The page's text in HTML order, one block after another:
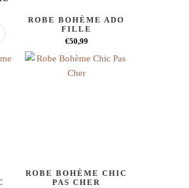
ROBE BOHÈME ADO
FILLE
€50,99
ROBE BOHÈME CHIC
PAS CHER